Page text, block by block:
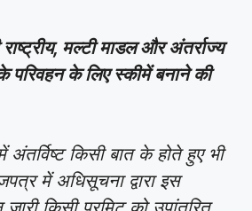
मल्टी माडल और अंतर्राज्य
परिवहन के लिए स्कीमें बनाने की
किसी बात के होते हुए भी
में अधिसूचना द्वारा इस